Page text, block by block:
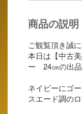
商品の説明
ご観覧頂き誠
本日は【中古
ー　24㎝の出
ネイビーにゴ
スエード調の